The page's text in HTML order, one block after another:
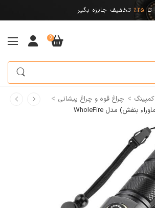
تا 25% تخفیف جایزه بگیر
0
کمپینگ > چراغ قوه و چراغ پیشانی >